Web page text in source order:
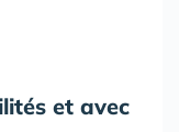
et avec